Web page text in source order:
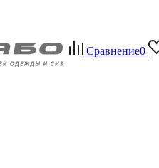
Сравнение0